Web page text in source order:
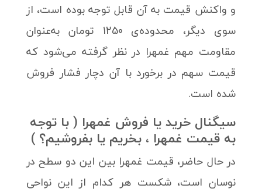
و واکنش قیمت به آن قابل توجه بوده است، از
سوی دیگر، محدوده‌ی 1250 تومان به‌عنوان
مقاومت مهم غمهرا در نظر گرفته می‌شود که
قیمت سهم در برخورد با آن دچار فشار فروش
شده است.
سیگنال خرید یا فروش غمهرا ( با توجه
به قیمت غمهرا ، بخریم یا بفروشیم؟ )
در حال حاضر، قیمت غمهرا بین این دو سطح در
نوسان است، شکست هر کدام از این نواحی